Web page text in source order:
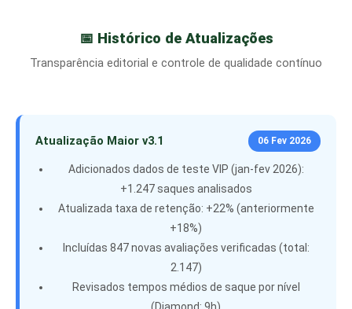
📅 Histórico de Atualizações
Transparência editorial e controle de qualidade contínuo
Atualização Maior v3.1 06 Fev 2026
Adicionados dados de teste VIP (jan-fev 2026):
+1.247 saques analisados
Atualizada taxa de retenção: +22% (anteriormente
+18%)
Incluídas 847 novas avaliações verificadas (total:
2.147)
Revisados tempos médios de saque por nível